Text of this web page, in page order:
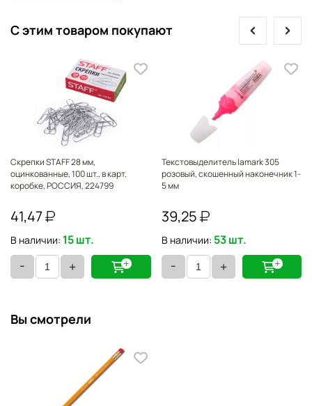
С этим товаром покупают
Скрепки STAFF 28 мм,
оцинкованные, 100 шт., в карт.
коробке, РОССИЯ, 224799
41,47
В наличии: 15 шт.
- +
Текстовыделитель lamark 305
розовый, скошенный наконечник 1-
5 мм
39,25
В наличии: 53 шт.
- +
prev next
Вы смотрели